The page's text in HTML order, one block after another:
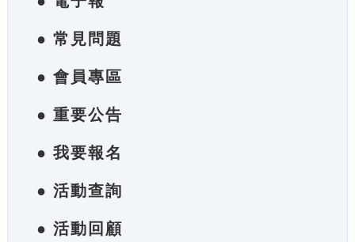
● 常見問題
● 會員專區
● 重要公告
● 我要報名
● 活動查詢
● 活動回顧